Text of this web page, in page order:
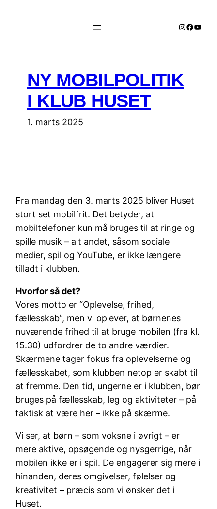
Instagram
NY MOBILPOLITIK
I KLUB HUSET
1. marts 2025
Fra mandag den 3. marts 2025 bliver Huset
stort set mobilfrit. Det betyder, at
mobiltelefoner kun må bruges til at ringe og
spille musik – alt andet, såsom sociale
medier, spil og YouTube, er ikke længere
tilladt i klubben.
Hvorfor så det?
Vores motto er “Oplevelse, frihed,
fællesskab”, men vi oplever, at børnenes
nuværende frihed til at bruge mobilen (fra kl.
15.30) udfordrer de to andre værdier.
Skærmene tager fokus fra oplevelserne og
fællesskabet, som klubben netop er skabt til
at fremme. Den tid, ungerne er i klubben, bør
bruges på fællesskab, leg og aktiviteter – på
faktisk at være her – ikke på skærme.
Vi ser, at børn – som voksne i øvrigt – er
mere aktive, opsøgende og nysgerrige, når
mobilen ikke er i spil. De engagerer sig mere i
hinanden, deres omgivelser, følelser og
kreativitet – præcis som vi ønsker det i
Huset.